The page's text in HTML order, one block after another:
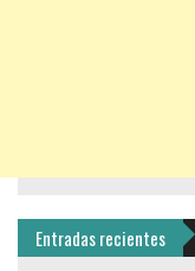
Entradas recientes